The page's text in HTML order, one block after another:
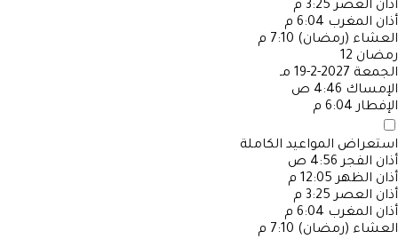
أذان العصر 3:25 م
أذان المغرب 6:04 م
العشاء (رمضان) 7:10 م
رمضان 12
الجمعة 2027-2-19 مـ
الإمساك 4:46 ص
الإفطار 6:04 م
استعراض المواعيد الكاملة
أذان الفجر 4:56 ص
أذان الظهر 12:05 م
أذان العصر 3:25 م
أذان المغرب 6:04 م
العشاء (رمضان) 7:10 م